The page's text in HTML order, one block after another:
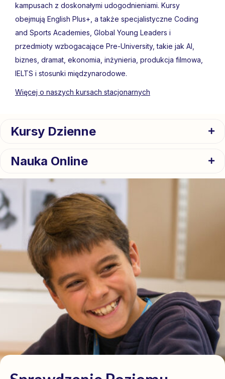
kampusach z doskonałymi udogodnieniami. Kursy
obejmują English Plus+, a także specjalistyczne Coding
and Sports Academies, Global Young Leaders i
przedmioty wzbogacające Pre-University, takie jak AI,
biznes, dramat, ekonomia, inżynieria, produkcja filmowa,
IELTS i stosunki międzynarodowe.
Więcej o naszych kursach stacjonarnych
Kursy Dzienne
Nauka Online